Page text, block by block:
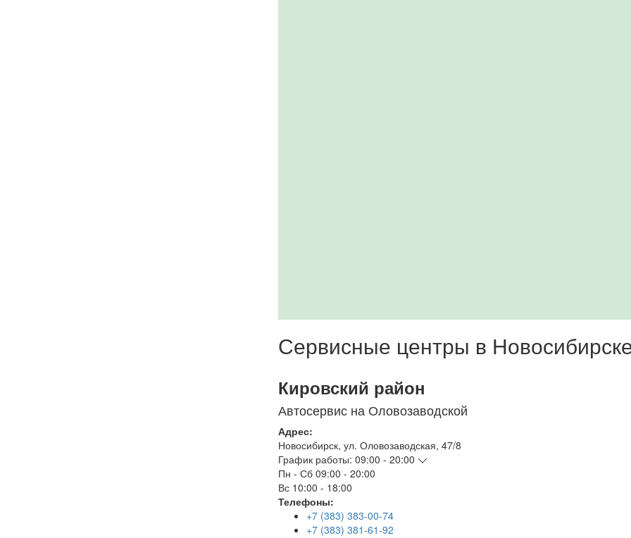
Сервисные центры в
Кировский район
Автосервис на Оловозаводской
Адрес:
Новосибирск, ул. Оловозаводская, 47/8
График работы: 09:00 - 20:00
Пн - Сб 09:00 - 20:00
Вс 10:00 - 18:00
Телефоны:
+7 (383) 383-00-74
+7 (383) 381-61-92